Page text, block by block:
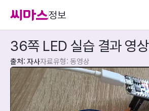
정보
36쪽 LED 실습 결과 영상
출처: 자사자료유형: 동영상